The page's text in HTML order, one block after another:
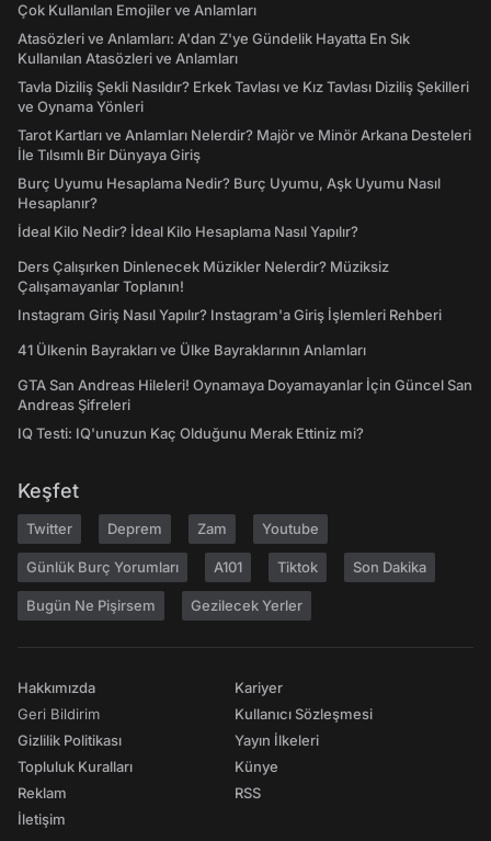
Çok Kullanılan Emojiler ve Anlamları
Atasözleri ve Anlamları: A'dan Z'ye Gündelik Hayatta En Sık
Kullanılan Atasözleri ve Anlamları
Tavla Diziliş Şekli Nasıldır? Erkek Tavlası ve Kız Tavlası Diziliş Şekilleri
ve Oynama Yönleri
Tarot Kartları ve Anlamları Nelerdir? Majör ve Minör Arkana Desteleri
İle Tılsımlı Bir Dünyaya Giriş
Burç Uyumu Hesaplama Nedir? Burç Uyumu, Aşk Uyumu Nasıl
Hesaplanır?
İdeal Kilo Nedir? İdeal Kilo Hesaplama Nasıl Yapılır?
Ders Çalışırken Dinlenecek Müzikler Nelerdir? Müziksiz
Çalışamayanlar Toplanın!
Instagram Giriş Nasıl Yapılır? Instagram'a Giriş İşlemleri Rehberi
41 Ülkenin Bayrakları ve Ülke Bayraklarının Anlamları
GTA San Andreas Hileleri! Oynamaya Doyamayanlar İçin Güncel San
Andreas Şifreleri
IQ Testi: IQ'unuzun Kaç Olduğunu Merak Ettiniz mi?
Keşfet
Twitter Deprem Zam Youtube
Günlük Burç Yorumları A101 Tiktok Son Dakika
Bugün Ne Pişirsem Gezilecek Yerler
Hakkımızda
Geri Bildirim
Gizlilik Politikası
Topluluk Kuralları
Reklam
İletişim
Kariyer
Kullanıcı Sözleşmesi
Yayın İlkeleri
Künye
RSS